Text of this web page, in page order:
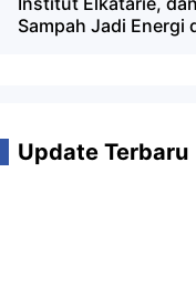
Sampah Jadi Energi
Update Terbaru